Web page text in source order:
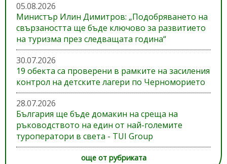
05.08.2026
Министър Илин Димитров: „Подобряването на
свързаността ще бъде ключово за развитието
на туризма през следващата година“
30.07.2026
19 обекта са проверени в рамките на засиления
контрол на детските лагери по Черноморието
28.07.2026
България ще бъде домакин на среща на
ръководството на един от най-големите
туроператори в света - TUI Group
още от рубриката